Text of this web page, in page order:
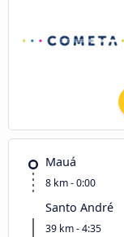
Mauá
8 km - 0:00
Santo André
39 km - 4:35